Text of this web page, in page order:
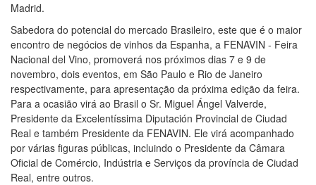
Madrid.
Sabedora do potencial do mercado Brasileiro, este que é o maior
encontro de negócios de vinhos da Espanha, a FENAVIN - Feira
Nacional del Vino, promoverá nos próximos dias 7 e 9 de
novembro, dois eventos, em São Paulo e Rio de Janeiro
respectivamente, para apresentação da próxima edição da feira.
Para a ocasião virá ao Brasil o Sr. Miguel Ángel Valverde,
Presidente da Excelentíssima Diputación Provincial de Ciudad
Real e também Presidente da FENAVIN. Ele virá acompanhado
por várias figuras públicas, incluindo o Presidente da Câmara
Oficial de Comércio, Indústria e Serviços da província de Ciudad
Real, entre outros.